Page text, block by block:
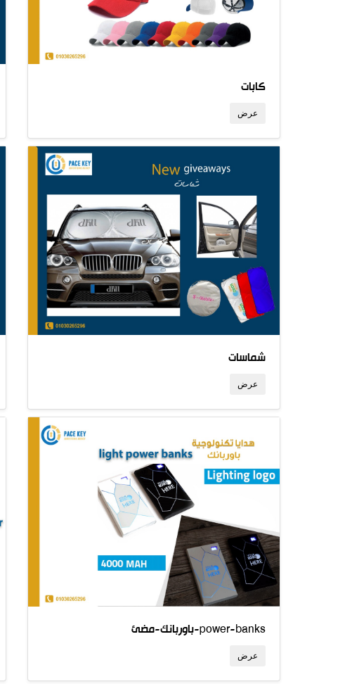
كابات
عرض
شماسات
عرض
باوربانك-مضئ-power-banks
عرض